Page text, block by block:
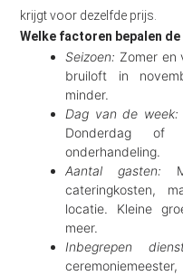
krijgt voor dezelfde prijs.
Welke factoren bepalen
Seizoen: Zomer en
bruiloft in
minder.
Dag van de week:
Donderdag
onderhandeling.
Aantal gasten:
cateringkosten,
locatie. Kleine
meer.
Inbegrepen